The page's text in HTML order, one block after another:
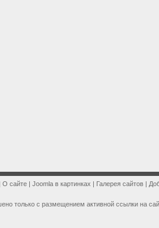
О сайте | Joomla в картинках | Галерея сайтов |
только с размещением активной ссылки на